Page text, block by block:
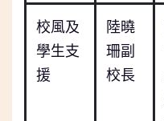
校風及
學生支
援
陸曉
珊副
校長